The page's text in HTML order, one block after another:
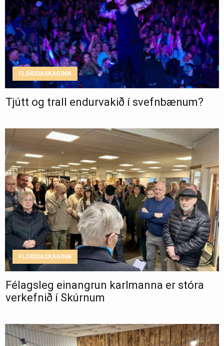
FLÓRÍDASKAGINN
Tjútt og trall endurvakið í svefnbænum?
FLÓRÍDASKAGINN
Félagsleg einangrun karlmanna er stóra
verkefnið í Skúrnum